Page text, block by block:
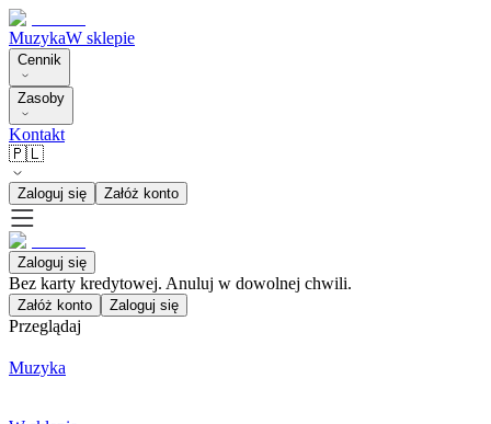
MuzykaW sklepie
Cennik
Zasoby
Kontakt
🇵🇱
Zaloguj się Załóż konto
Zaloguj się
Bez karty kredytowej. Anuluj w dowolnej chwili.
Załóż konto Zaloguj się
Przeglądaj
Muzyka